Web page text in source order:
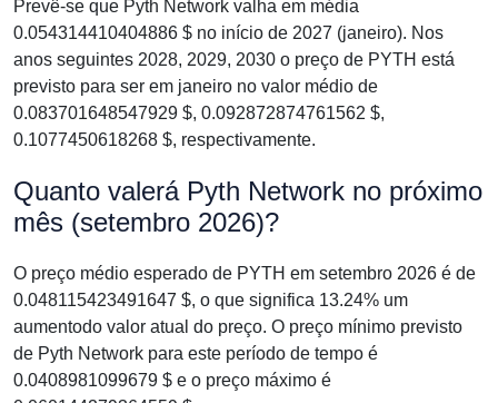
Prevê-se que Pyth Network valha em média
0.054314410404886 $ no início de 2027 (janeiro). Nos
anos seguintes 2028, 2029, 2030 o preço de PYTH está
previsto para ser em janeiro no valor médio de
0.083701648547929 $, 0.092872874761562 $,
0.1077450618268 $, respectivamente.
Quanto valerá Pyth Network no próximo
mês (setembro 2026)?
O preço médio esperado de PYTH em setembro 2026 é de
0.048115423491647 $, o que significa 13.24% um
aumentodo valor atual do preço. O preço mínimo previsto
de Pyth Network para este período de tempo é
0.0408981099679 $ e o preço máximo é